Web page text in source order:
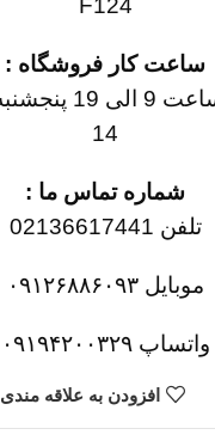
F124
ساعت کار فروشگاه :
14
شماره تماس ما :
تلفن 02136617441
موبایل ۰۹۱۲۶۸۸۶۰۹۳
واتساپ ۰۹۱۹۴۲۰۰۳۲۹
افزودن به علاقه مندی